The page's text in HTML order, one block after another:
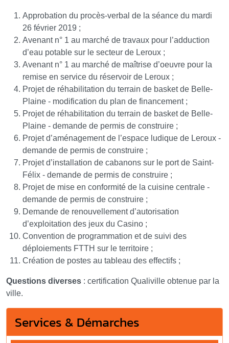
Approbation du procès-verbal de la séance du mardi
26 février 2019 ;
Avenant n° 1 au marché de travaux pour l’adduction
d’eau potable sur le secteur de Leroux ;
Avenant n° 1 au marché de maîtrise d’oeuvre pour la
remise en service du réservoir de Leroux ;
Projet de réhabilitation du terrain de basket de Belle-
Plaine - modification du plan de financement ;
Projet de réhabilitation du terrain de basket de Belle-
Plaine - demande de permis de construire ;
Projet d’aménagement de l’espace ludique de Leroux -
demande de permis de construire ;
Projet d’installation de cabanons sur le port de Saint-
Félix - demande de permis de construire ;
Projet de mise en conformité de la cuisine centrale -
demande de permis de construire ;
Demande de renouvellement d’autorisation
d’exploitation des jeux du Casino ;
Convention de programmation et de suivi des
déploiements FTTH sur le territoire ;
Création de postes au tableau des effectifs ;
Questions diverses : certification Qualiville obtenue par la
ville.
Services & Démarches